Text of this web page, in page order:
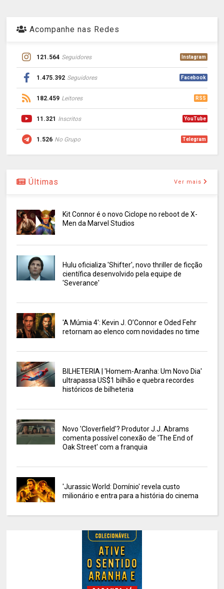
Acompanhe nas Redes
121.564 Seguidores Instagram
1.475.392 Seguidores Facebook
182.459 Leitores RSS
11.321 Inscritos YouTube
1.526 No Grupo Telegram
Últimas Ver mais
Kit Connor é o novo Ciclope no reboot de X-
Men da Marvel Studios
Hulu oficializa 'Shifter', novo thriller de ficção
científica desenvolvido pela equipe de
'Severance'
'A Múmia 4': Kevin J. O’Connor e Oded Fehr
retornam ao elenco com novidades no time
BILHETERIA | 'Homem-Aranha: Um Novo Dia'
ultrapassa US$1 bilhão e quebra recordes
históricos de bilheteria
Novo 'Cloverfield'? Produtor J.J. Abrams
comenta possível conexão de 'The End of
Oak Street' com a franquia
'Jurassic World: Domínio' revela custo
milionário e entra para a história do cinema